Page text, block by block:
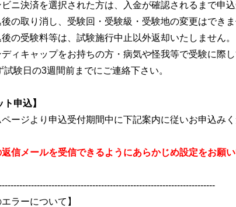
決済を選択された方は、入金が確認されるまで申込
取り消し、受験回・受験級・受験地の変更はできま
受験料等は、試験施行中止以外返却いたしません。
キャップをお持ちの方・病気や怪我等で受験に際し
の3週間前までにご連絡下さい。
ト申込】
ージより申込受付期間中に下記案内に従いお申込みく
信メールを受信できるようにあらかじめ設定をお願い
エラーについて】